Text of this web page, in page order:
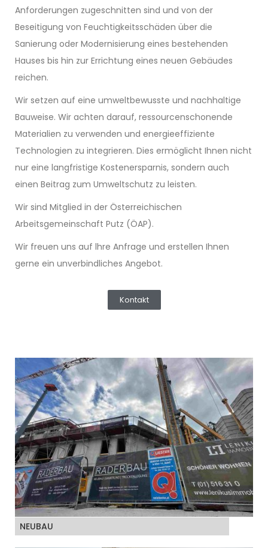
Anforderungen zugeschnitten sind und von der
Beseitigung von Feuchtigkeitsschäden über die
Sanierung oder Modernisierung eines bestehenden
Hauses bis hin zur Errichtung eines neuen Gebäudes
reichen.
Wir setzen auf eine umweltbewusste und nachhaltige
Bauweise. Wir achten darauf, ressourcenschonende
Materialien zu verwenden und energieeffiziente
Technologien zu integrieren. Dies ermöglicht Ihnen nicht
nur eine langfristige Kostenersparnis, sondern auch
einen Beitrag zum Umweltschutz zu leisten.
Wir sind Mitglied in der Österreichischen
Arbeitsgemeinschaft Putz (ÖAP).
Wir freuen uns auf lhre Anfrage und erstellen Ihnen
gerne ein unverbindliches Angebot.
Kontakt
NEUBAU